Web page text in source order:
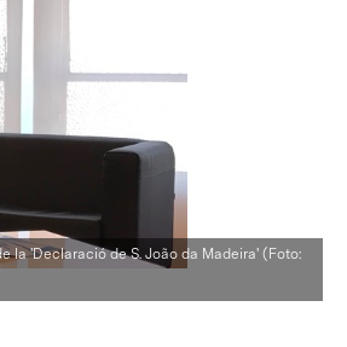
la 'Declaració de S. João da Madeira' (Foto: